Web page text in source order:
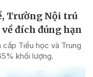
Trường Nội trú
đích đúng hạn
cấp Tiểu học và Trung
khối lượng.